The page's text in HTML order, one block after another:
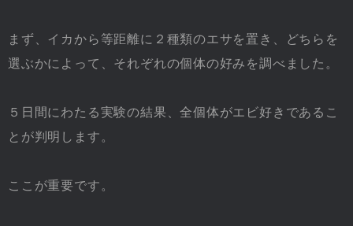
まず、イカから等距離に２種類のエサを置き、どちらを
選ぶかによって、それぞれの個体の好みを調べました。
５日間にわたる実験の結果、全個体がエビ好きであるこ
とが判明します。
ここが重要です。